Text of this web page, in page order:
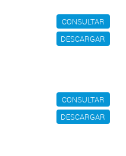
CONSULTAR
DESCARGAR
CONSULTAR
DESCARGAR